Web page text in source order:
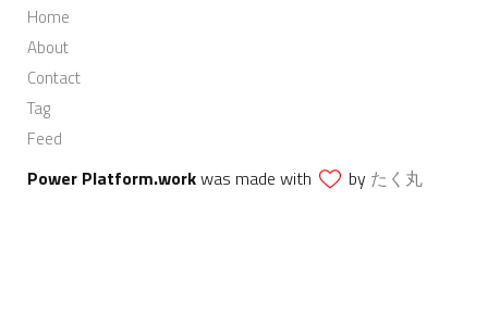
Home
About
Contact
Tag
Feed
Power Platform.workwas made with by たく丸